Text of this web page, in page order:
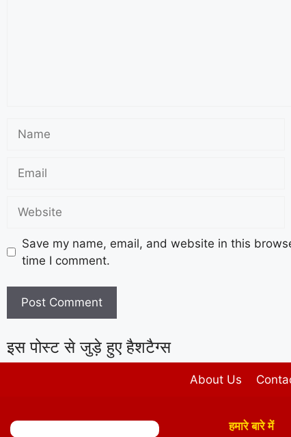
Save my name, email, and website in this
time I comment.
इस पोस्ट से जुड़े हुए हैशटैग्स
About Us
हमारे बारे में